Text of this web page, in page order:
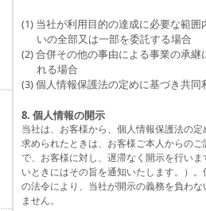
(1) 当社が利用目的の達成に必要な範
いの全部又は一部を委託する場合
(2) 合併その他の事由による事業の承継
れる場合
(3) 個人情報保護法の定めに基づき共同
8. 個人情報の開示
当社は、お客様から、個人情報保護法の
求められたときは、お客様ご本人からの
で、お客様に対し、遅滞なく開示を行い
いときにはその旨を通知いたします。）
の法令により、当社が開示の義務を負わな
ません。